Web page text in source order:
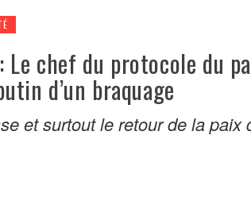
Le chef du protocole du
d’un braquage
et surtout le retour de la paix